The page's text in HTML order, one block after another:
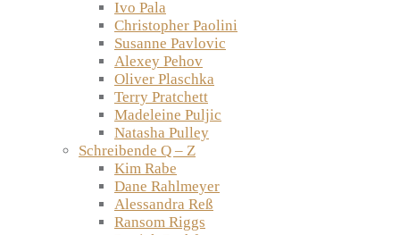
Ivo Pala
Christopher Paolini
Susanne Pavlovic
Alexey Pehov
Oliver Plaschka
Terry Pratchett
Madeleine Puljic
Natasha Pulley
Schreibende Q – Z
Kim Rabe
Dane Rahlmeyer
Alessandra Reß
Ransom Riggs